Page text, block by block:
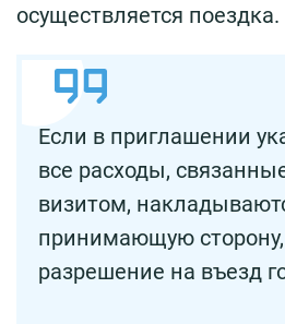
осуществляется поездка.
Если в приглашении
все расходы,
визитом,
принимающую сторону,
разрешение на въезд